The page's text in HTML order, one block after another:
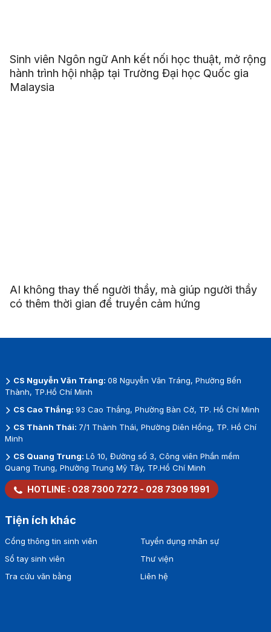
Sinh viên Ngôn ngữ Anh kết nối học thuật, mở rộng
hành trình hội nhập tại Trường Đại học Quốc gia
Malaysia
AI không thay thế người thầy, mà giúp người thầy
có thêm thời gian để truyền cảm hứng
CS Nguyễn Văn Tráng: 08 Nguyễn Văn Tráng, Phường Bến
Thành, TP.Hồ Chí Minh
CS Cao Thắng: 93 Cao Thắng, Phường Bàn Cờ, TP. Hồ Chí Minh
CS Thành Thái: 7/1 Thành Thái, Phường Diên Hồng, TP. Hồ Chí
Minh
CS Quang Trung: Lô 10, Đường số 3, Công viên Phần mềm
Quang Trung, Phường Trung Mỹ Tây, TP.Hồ Chí Minh
HOTLINE : 028 7300 7272 - 028 7309 1991
Tiện ích khác
Cổng thông tin sinh viên
Sổ tay sinh viên
Tra cứu văn bằng
Tuyển dụng nhân sự
Thư viện
Liên hệ